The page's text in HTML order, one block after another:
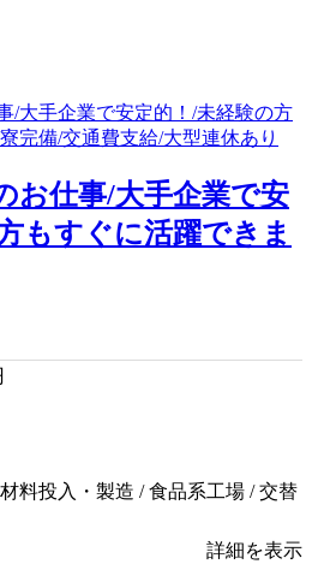
お仕事/大手企業で安
もすぐに活躍できま
料投入・製造 / 食品系工場 / 交替
詳細を表示